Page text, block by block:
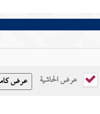
عرض الحاشية